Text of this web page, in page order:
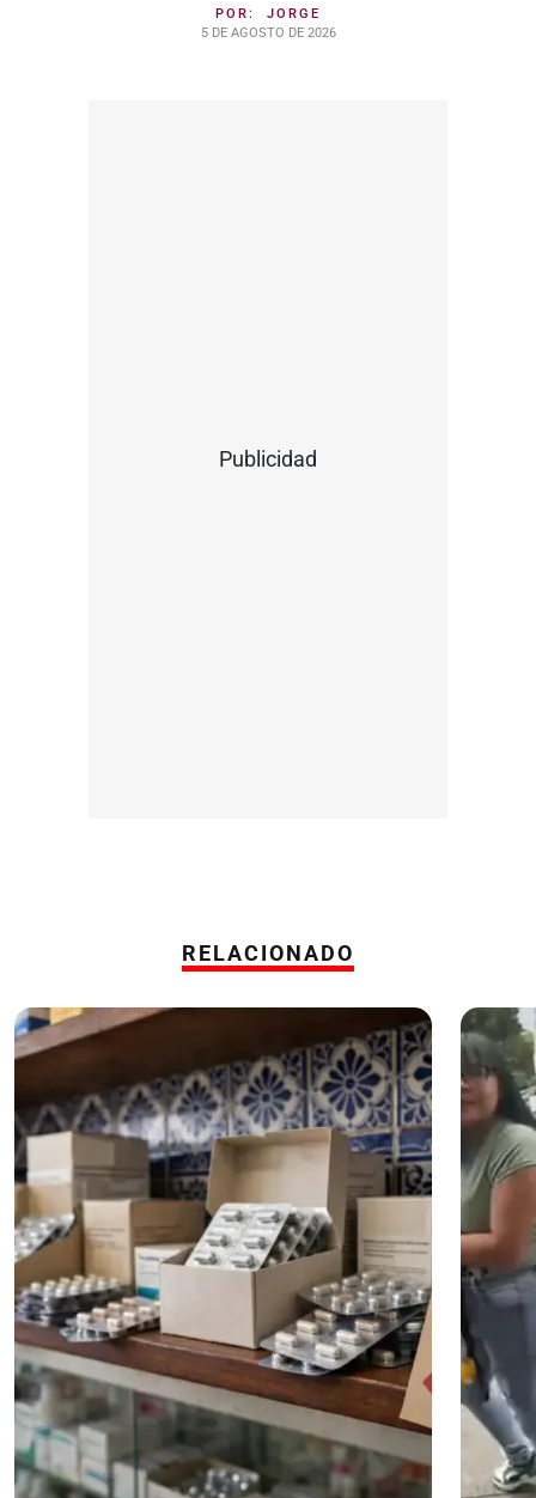
POR: JORGE
5 DE AGOSTO DE 2026
Publicidad
RELACIONADO